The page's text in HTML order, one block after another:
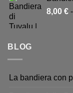
8,00 € -
BLOG
La bandiera con